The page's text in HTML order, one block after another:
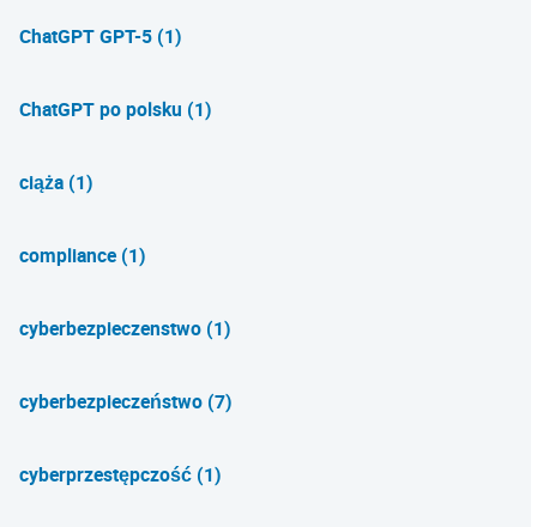
ChatGPT GPT-5 (1)
ChatGPT po polsku (1)
ciąża (1)
compliance (1)
cyberbezpieczenstwo (1)
cyberbezpieczeństwo (7)
cyberprzestępczość (1)